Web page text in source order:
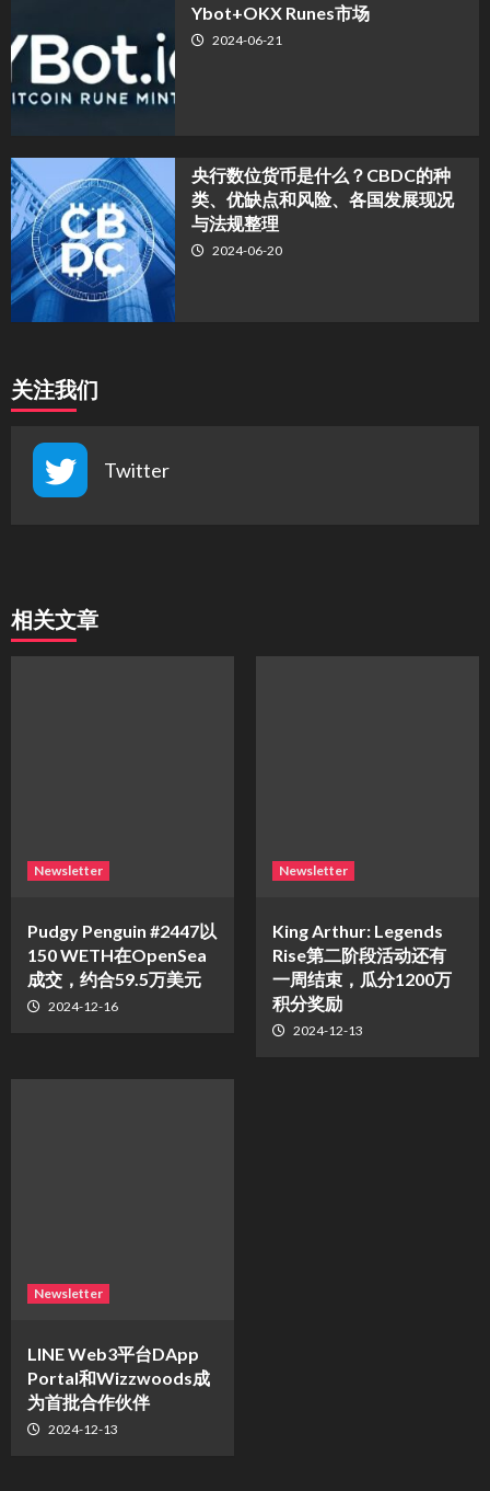
Ybot+OKX Runes市场
2024-06-21
央行数位货币是什么？CBDC的种
类、优缺点和风险、各国发展现况
与法规整理
2024-06-20
关注我们
Twitter
相关文章
Newsletter
Pudgy Penguin #2447以
150 WETH在OpenSea
成交，约合59.5万美元
2024-12-16
Newsletter
King Arthur: Legends
Rise第二阶段活动还有
一周结束，瓜分1200万
积分奖励
2024-12-13
Newsletter
LINE Web3平台DApp
Portal和Wizzwoods成
为首批合作伙伴
2024-12-13